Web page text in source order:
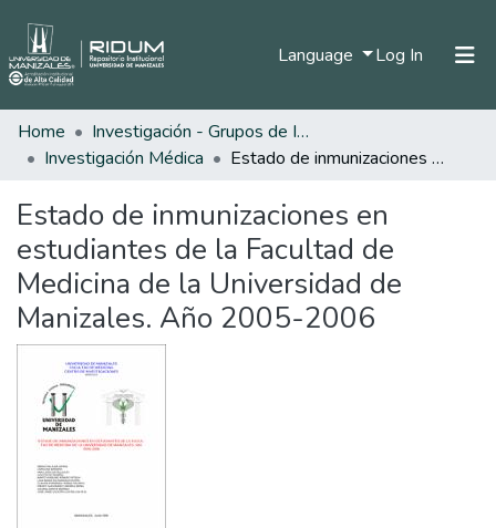
Language Log In (current)
All of DSpace
Home
Investigación - Grupos de Investigación
Investigación Médica
Estado de inmunizaciones en estudiantes de la Facultad de Medicina de la Universidad de Manizales. Año 2005-2006
Estado de inmunizaciones en
estudiantes de la Facultad de
Medicina de la Universidad de
Manizales. Año 2005-2006